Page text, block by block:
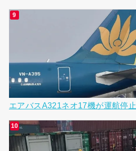
エアバスA321ネオ17機が運航停止